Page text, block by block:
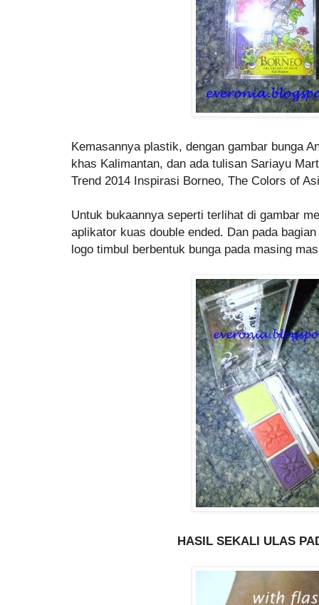
Kemasannya plastik, dengan gambar bunga
khas Kalimantan, dan ada tulisan Sariayu
Trend 2014 Inspirasi Borneo, The Colors of
Untuk bukaannya seperti terlihat di gambar
aplikator kuas double ended. Dan pada
logo timbul berbentuk bunga pada masing
HASIL SEKALI ULAS